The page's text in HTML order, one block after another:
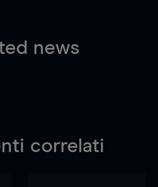
news
correlati